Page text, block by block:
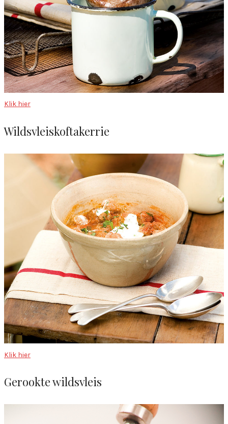
Klik hier
Wildsvleiskoftakerrie
Klik hier
Gerookte wildsvleis